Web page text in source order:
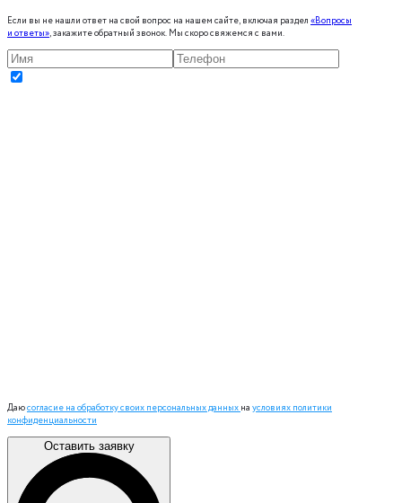
Если вы не нашли ответ на свой вопрос на нашем сайте, включая раздел «Вопросы
и ответы», закажите обратный звонок. Мы скоро свяжемся с вами.
Даюсогласие на обработку своих персональных данныхна условиях политики
конфиденциальности
Оставить заявку